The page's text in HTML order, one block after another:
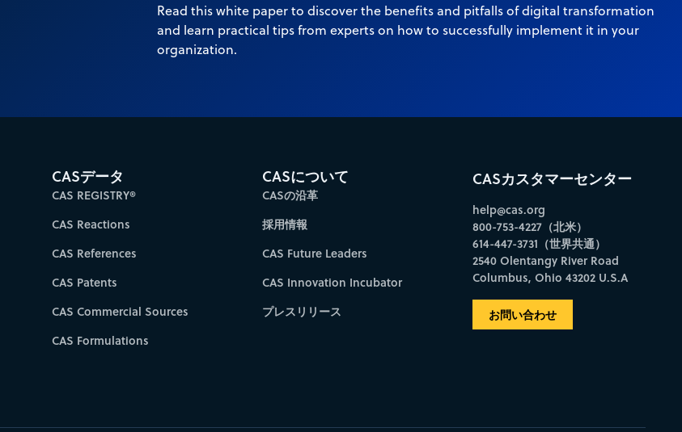
Read this white paper to discover the benefits and pitfalls of digital transformation
and learn practical tips from experts on how to successfully implement it in your
organization.
CASデータ
CAS REGISTRY®
CAS Reactions
CAS References
CAS Patents
CAS Commercial Sources
CAS Formulations
CASについて
CASの沿革
採用情報
CAS Future Leaders
CAS Innovation Incubator
プレスリリース
CASカスタマーセンター
help@cas.org
800-753-4227（北米）
614-447-3731（世界共通）
2540 Olentangy River Road
Columbus, Ohio 43202 U.S.A
お問い合わせ